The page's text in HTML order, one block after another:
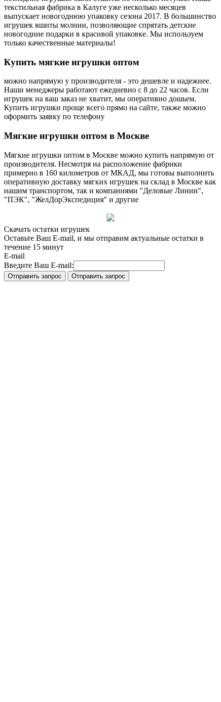
текстильная фабрика в Калуге уже несколько месяцев
выпускает новогоднюю упаковку сезона 2017. В большинство
игрушек вшиты молнии, позволяющие спрятать детские
новогодние подарки в красивой упаковке. Мы используем
только качественные материалы!
Купить мягкие игрушки оптом
можно напрямую у производителя - это дешевле и надежнее.
Наши менеджеры работают ежедневно с 8 до 22 часов. Если
игрушек на ваш заказ не хватит, мы оперативно дошьем.
Купить игрушки проще всего прямо на сайте, также можно
оформить заявку по телефону
Мягкие игрушки оптом в Москве
Мягкие игрушки оптом в Москве можно купить напрямую от
производителя. Несмотря на расположение фабрики
примерно в 160 километров от МКАД, мы готовы выполнить
оперативную доставку мягких игрушек на склад в Москве как
нашим транспортом, так и компаниями "Деловые Линии",
"ПЭК", "ЖелДорЭкспедиция" и другие
Скачать остатки игрушек
Оставьте Ваш E-mail, и мы отправим актуальные остатки в
течение 15 минут
E-mail
Введите Ваш E-mail: